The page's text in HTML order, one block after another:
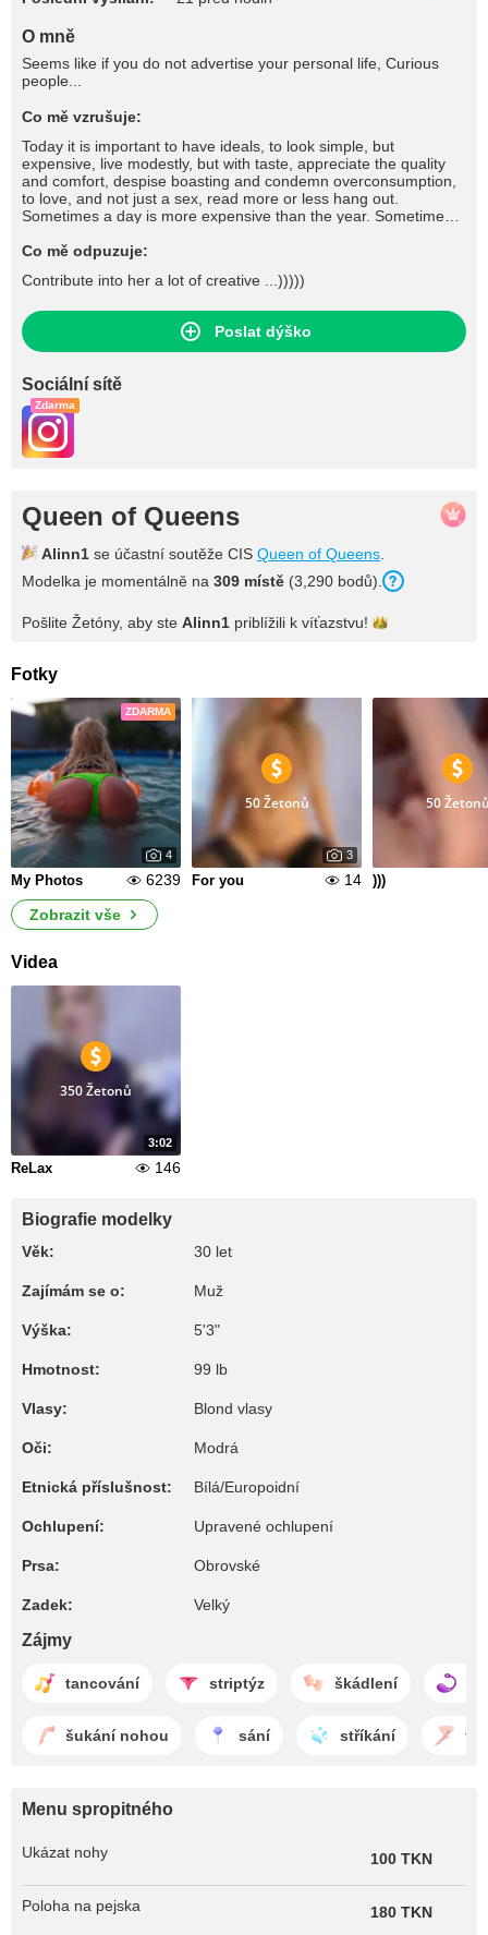
O mně
Seems like if you do not advertise your personal life, Curious
people...
Co mě vzrušuje:
Today it is important to have ideals, to look simple, but
expensive, live modestly, but with taste, appreciate the quality
and comfort, despise boasting and condemn overconsumption,
to love, and not just a sex, read more or less hang out.
Sometimes a day is more expensive than the year. Sometimes,
Co mě odpuzuje:
Contribute into her a lot of creative ...)))))
Poslat dýško
Sociální sítě
Zdarma
Queen of Queens
Alinn1 se účastní soutěže CIS Queen of Queens
Modelka je momentálně na 309 místě (3,290 bodů).
Pošlite Žetóny, aby ste Alinn1 priblížili k víťazstvu!
Fotky
ZDARMA
4
My Photos 6239
50 Žetonů
3
For you 14
50
)))
Zobrazit vše
Videa
3:02
350 Žetonů
ReLax 146
Biografie modelky
Věk: 30 let
Zajímám se o: Muž
Výška: 5'3"
Hmotnost: 99 lb
Vlasy: Blond vlasy
Oči: Modrá
Etnická příslušnost: Bílá/Europoidní
Ochlupení: Upravené ochlupení
Prsa: Obrovské
Zadek: Velký
Zájmy
tancování striptýz škádlení
šukání nohou sání stříkání
Menu spropitného
Ukázat nohy 100 TKN
Poloha na pejska 180 TKN